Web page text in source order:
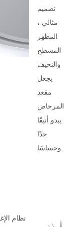
تصميم
مثالي ،
المظهر
المسطح
والنحيف
يجعل
مقعد
المرحاض
يبدو أنيقًا
جدًا
وحساسًا.
نظام